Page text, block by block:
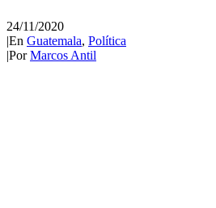
24/11/2020
|En Guatemala, Política
|PorMarcos Antil